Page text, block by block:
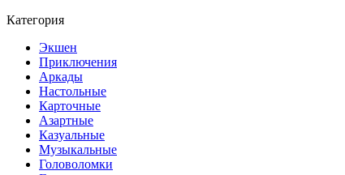
Категория
Экшен
Приключения
Аркады
Настольные
Карточные
Азартные
Казуальные
Музыкальные
Головоломки